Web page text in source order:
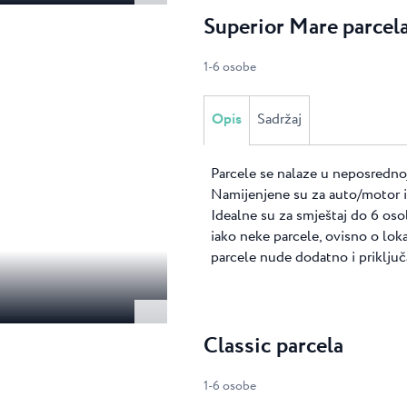
Superior Mare
1-6 osobe
Opis Sadržaj
Parcele se nalaze u
Namijenjene su za auto/
Idealne su za smještaj do 6
iako neke parcele, ovisno o
parcele nude dodatno i
Classic parcela
1-6 osobe